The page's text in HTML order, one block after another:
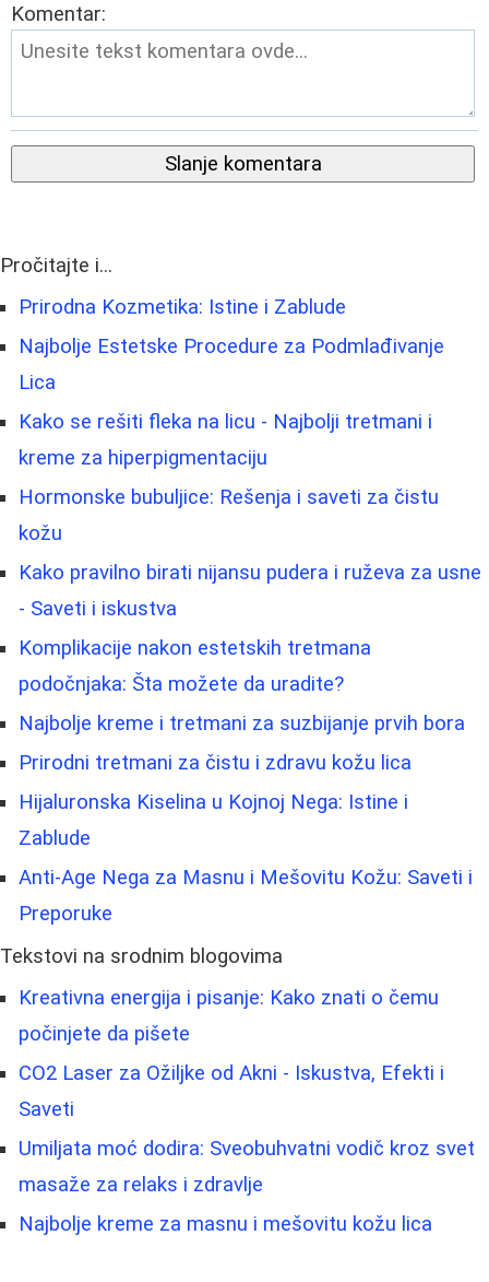
Komentar:
Slanje komentara
Pročitajte i...
Prirodna Kozmetika: Istine i Zablude
Najbolje Estetske Procedure za Podmlađivanje
Lica
Kako se rešiti fleka na licu - Najbolji tretmani i
kreme za hiperpigmentaciju
Hormonske bubuljice: Rešenja i saveti za čistu
kožu
Kako pravilno birati nijansu pudera i ruževa za usne
- Saveti i iskustva
Komplikacije nakon estetskih tretmana
podočnjaka: Šta možete da uradite?
Najbolje kreme i tretmani za suzbijanje prvih bora
Prirodni tretmani za čistu i zdravu kožu lica
Hijaluronska Kiselina u Kojnoj Nega: Istine i
Zablude
Anti-Age Nega za Masnu i Mešovitu Kožu: Saveti i
Preporuke
Tekstovi na srodnim blogovima
Kreativna energija i pisanje: Kako znati o čemu
počinjete da pišete
CO2 Laser za Ožiljke od Akni - Iskustva, Efekti i
Saveti
Umiljata moć dodira: Sveobuhvatni vodič kroz svet
masaže za relaks i zdravlje
Najbolje kreme za masnu i mešovitu kožu lica